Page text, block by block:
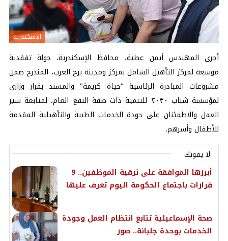
الاسكندريه
أجرى المهندس أيمن عطية، محافظ الإسكندرية، جولة تفقدية
موسعة لمركز التأهيل الشامل بمركز ومدينة برج العرب، المندرج ضمن
مشروعات المبادرة الرئاسية "حياة كريمة" والمسند بقرار وزاري
لمؤسسة شباب ٢٠٣٠ للتنمية ذات صفة النفع العام، لمتابعة سير
العمل والاطمئنان على جودة الخدمات الطبية والتأهيلية المقدمة
للأطفال وأسرهم.
لا يفوتك
أبرزها الموافقة على ترقية الموظفين.. 9
قرارات باجتماع الحكومة اليوم تعرف عليها
صحة الإسماعيلية تتابع انتظام العمل وجودة
الخدمات بوحدة جلبانة.. صور